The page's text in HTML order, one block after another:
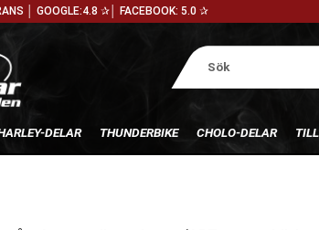
│ GOOGLE:4.8 ✰│ FACEBOOK: 5.0 ✰
DELAR THUNDERBIKE CHOLO-DELAR